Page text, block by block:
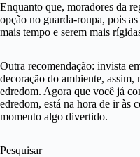
Enquanto que, moradores da
opção no guarda-roupa, pois
mais tempo e serem mais
Outra recomendação: invista
decoração do ambiente,
edredom. Agora que você já
edredom, está na hora de ir às
momento algo divertido.
Pesquisar